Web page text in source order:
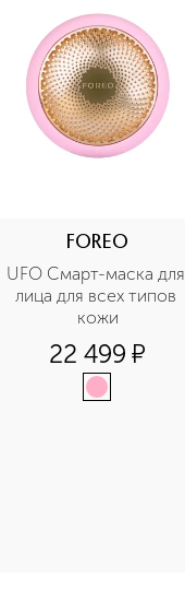
FOREO
UFO Смарт-маска для
лица для всех типов
кожи
22 499 ¤